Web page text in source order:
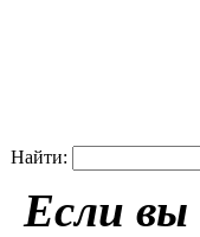
Найти:
Если вы